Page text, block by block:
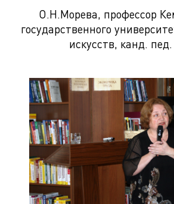
О.Н.Морева, профессор
государственного
искусств, канд.